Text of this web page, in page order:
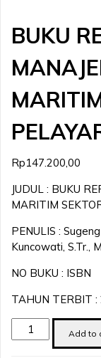
BUKU
Rp147.200,00
JUDUL : BUKU
MARITIM
PENULIS :
Kuncowati, S.Tr.,
NO BUKU : ISBN
TAHUN TERBIT :
BUKU
REFERENSI
Add to